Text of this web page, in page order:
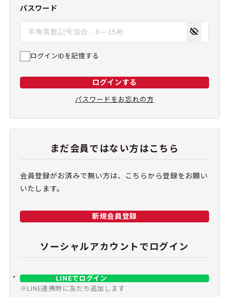
パスワード
ログインIDを記憶する
ログインする
パスワードをお忘れの方
まだ会員ではない方はこちら
会員登録がお済みで無い方は、こちらから登録をお願い
いたします。
新規会員登録
ソーシャルアカウントでログイン
LINEでログイン
※LINE連携時に友だち追加します